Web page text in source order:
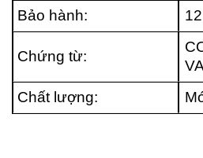
Bảo hành:
Chứng từ:
Chất lượng: